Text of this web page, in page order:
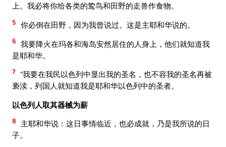
上。我必将你给各类的鸷鸟和田野的走兽作食物。
5 你必倒在田野，因为我曾说过。这是主耶和华说的。
6 我要降火在玛各和海岛安然居住的人身上，他们就知道我
是耶和华。
7 “我要在我民以色列中显出我的圣名，也不容我的圣名再被
亵渎，列国人就知道我是耶和华以色列中的圣者。
以色列人取其器械为薪
8
主耶和华说：这日事情临近，也必成就，乃是我所说的日
子。